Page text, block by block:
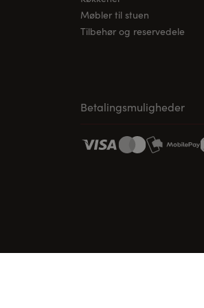
Møbler til stuen
Tilbehør og reservedele
Betalingsmuligheder